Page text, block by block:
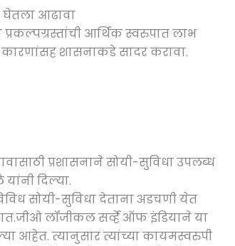
घेतला आढावा
आर्थिक स्वरुपात लाभ
कारणांसह शासनाकडे सादर करावा.
प्रशासनाने सोयी-सुविधा उपलब्ध
दिल्या.
सोयी-सुविधा देताना अडचणी येत
लॉजीकल सर्व्हे ऑफ इंडियाने या
आहेत. त्यानुसार त्यांच्या कायमस्वरुपी